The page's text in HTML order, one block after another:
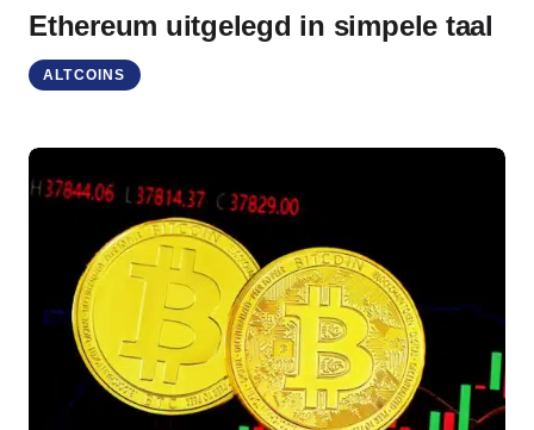
Ethereum uitgelegd in simpele taal
ALTCOINS